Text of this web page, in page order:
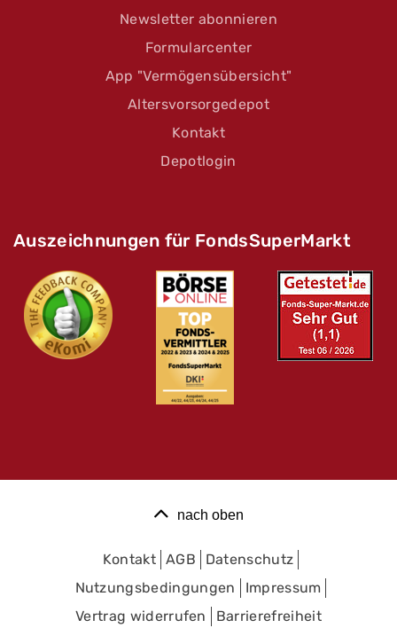
Newsletter abonnieren
Formularcenter
App "Vermögensübersicht"
Altersvorsorgedepot
Kontakt
Depotlogin
Auszeichnungen für FondsSuperMarkt
nach oben
Kontakt AGB
Datenschutz
Nutzungsbedingungen
Impressum
Vertrag widerrufen
Barrierefreiheit